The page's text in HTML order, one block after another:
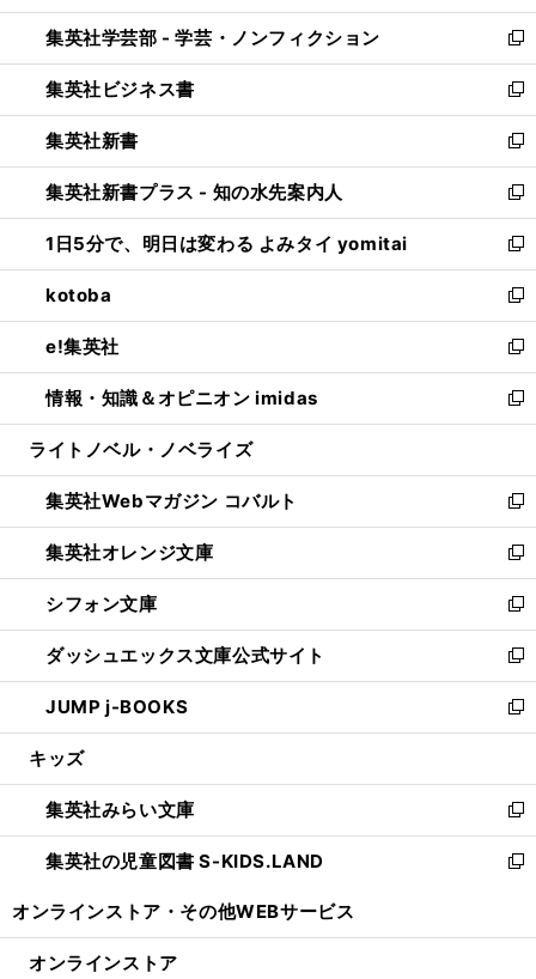
開
く
ウ
で
開
く
ン
ド
ウ
で
開
く
ウ
ィ
ン
ド
ウ
で
開
く
集英社学芸部 - 学芸・ノンフィクション
新
し
い
ウ
ィ
ン
ド
ウ
で
開
く
集英社ビジネス書
新
し
い
ウ
ィ
ン
ド
ウ
で
開
く
集英社新書
新
し
い
ウ
ィ
ン
ド
ウ
で
開
く
集英社新書プラス - 知の水先案内人
新
し
い
ウ
ィ
ン
ド
ウ
で
開
1日5分で、明日は変わる よみタイ yomitai
新
し
い
ウ
ィ
ン
ド
ウ
開
く
kotoba
新
し
い
ウ
ィ
ン
ウ
で
開
く
e!集英社
新
し
い
ウ
ン
ド
ウ
で
開
く
情報・知識＆オピニオン imidas
新
し
ウ
ィ
ン
ド
ウ
で
開
く
ライトノベル・ノベライズ
集英社Webマガジン コバルト
新
し
い
ウ
ィ
ン
ド
ウ
で
開
集英社オレンジ文庫
新
し
い
ウ
ィ
ン
ド
ウ
開
く
シフォン文庫
新
し
い
ウ
ィ
ン
ウ
で
開
く
ダッシュエックス文庫公式サイト
新
し
い
ウ
ン
ド
ウ
で
JUMP j-BOOKS
新
し
ウ
ィ
ン
ド
開
キッズ
集英社みらい文庫
新
し
い
ン
集英社の児童図書 S-KIDS.LAND
新
ウ
オンラインストア・ その他WEBサービス
オンラインストア